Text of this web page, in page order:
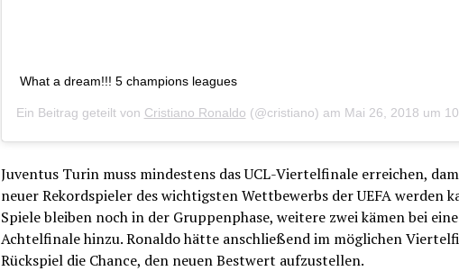
What a dream!!! 5 champions leagues
Ein Beitrag geteilt von Cristiano Ronaldo (@cristiano) am Mai 26, 2018 um 10:44 PDT
Juventus Turin muss mindestens das UCL-Viertelfinale erreichen,
neuer Rekordspieler des wichtigsten Wettbewerbs der UEFA werden
Spiele bleiben noch in der Gruppenphase, weitere zwei kämen bei
Achtelfinale hinzu. Ronaldo hätte anschließend im möglichen
Rückspiel die Chance, den neuen Bestwert aufzustellen.